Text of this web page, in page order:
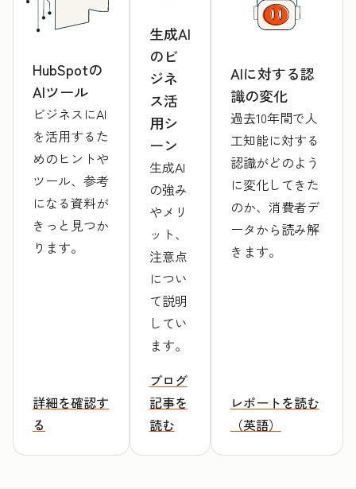
HubSpotの
AIツール
ビジネスにAI
を活用するた
めのヒントや
ツール、参考
になる資料が
きっと見つか
ります。
詳細を確認す
る
生成AI
のビ
ジネ
ス活
用シ
ーン
生成AI
の強み
やメリ
ット、
注意点
につい
て説明
してい
ます。
ブログ
記事を
読む
AIに対する認
識の変化
過去10年間で人
工知能に対する
認識がどのよう
に変化してきた
のか、消費者デ
ータから読み解
きます。
レポートを読む
（英語）